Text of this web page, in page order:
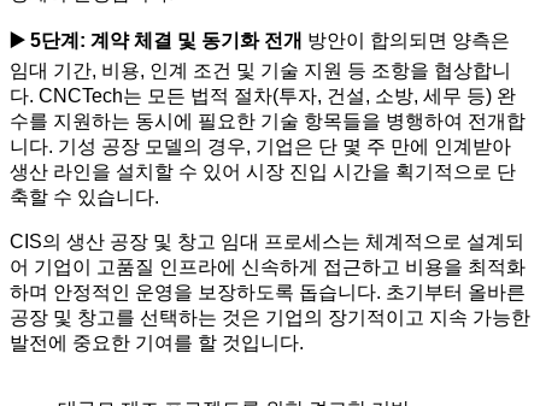
▶️ 5단계: 계약 체결 및 동기화 전개 방안이 합의되면 양측은
임대 기간, 비용, 인계 조건 및 기술 지원 등 조항을 협상합니
다. CNCTech는 모든 법적 절차(투자, 건설, 소방, 세무 등) 완
수를 지원하는 동시에 필요한 기술 항목들을 병행하여 전개합
니다. 기성 공장 모델의 경우, 기업은 단 몇 주 만에 인계받아
생산 라인을 설치할 수 있어 시장 진입 시간을 획기적으로 단
축할 수 있습니다.
CIS의 생산 공장 및 창고 임대 프로세스는 체계적으로 설계되
어 기업이 고품질 인프라에 신속하게 접근하고 비용을 최적화
하며 안정적인 운영을 보장하도록 돕습니다. 초기부터 올바른
공장 및 창고를 선택하는 것은 기업의 장기적이고 지속 가능한
발전에 중요한 기여를 할 것입니다.